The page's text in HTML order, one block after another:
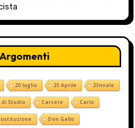
Argomenti
20 luglio 25 Aprile 25nnale
di Studio Carcere Carlo
Don Gallo